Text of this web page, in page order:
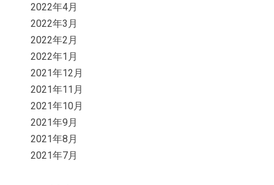
2022年4月
2022年3月
2022年2月
2022年1月
2021年12月
2021年11月
2021年10月
2021年9月
2021年8月
2021年7月